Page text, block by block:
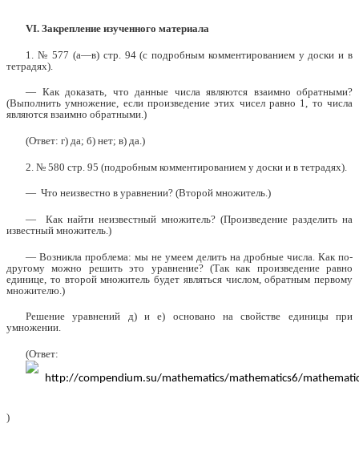
VI. Закрепление изученного материала
1. № 577 (а—в) стр. 94 (с подробным комментированием у доски и в
тетрадях).
— Как доказать, что данные числа являются взаимно обратными?
(Выполнить умножение, если произведение этих чисел равно 1, то числа
являются взаимно обратными.)
(Ответ: г) да; б) нет; в) да.)
2. № 580 стр. 95 (подробным комментированием у доски и в тетрадях).
— Что неизвестно в уравнении? (Второй множитель.)
— Как найти неизвестный множитель? (Произведение разделить на
известный множитель.)
— Возникла проблема: мы не умеем делить на дробные числа. Как по-
другому можно решить это уравнение? (Так как произведение равно
единице, то второй множитель будет являться числом, обратным первому
множителю.)
Решение уравнений д) и е) основано на свойстве единицы при
умножении.
(Ответ:
)